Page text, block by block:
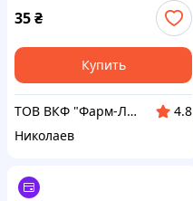
35₴
Купить
ТОВ ВКФ "Фарм-Лайн"
4.8
Николаев